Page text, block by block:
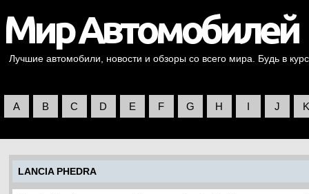
Лучшие автомобили, новости и обзоры со всего мира. Будь в
A B C D E F G H I J K
LANCIA PHEDRA